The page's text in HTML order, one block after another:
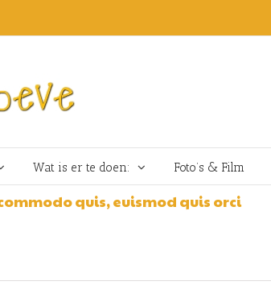
Wat is er te doen: Foto’s & Film
quis, euismod quis orci